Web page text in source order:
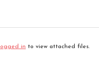
logged in to view attached files.